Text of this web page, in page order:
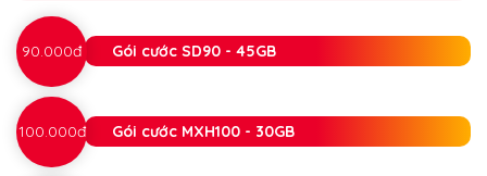
90.000đ Gói cước SD90 - 45GB
100.000đ Gói cước MXH100 - 30GB